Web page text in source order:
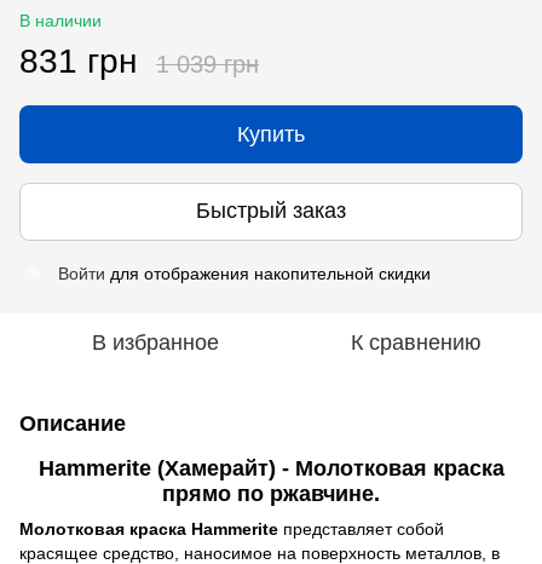
В наличии
831 грн 1 039 грн
Купить
Быстрый заказ
Войти для отображения накопительной скидки
В избранное К сравнению
Описание
Hammerite (Хамерайт) - Молотковая краска
прямо по ржавчине.
Молотковая краска Hammerite представляет собой
красящее средство, наносимое на поверхность металлов, в